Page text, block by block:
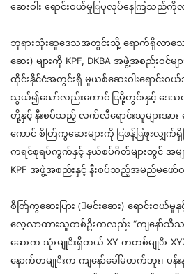
ဆေးဝါး ရောင်းဝယ်မပုလုပ်နေကြသည်ကို
ဘုရားသုံးဆူဒေသအတွင်းသို ရောက်ရှိလာသ
ဆေး) များကို KPF, DKBA အဖွဲ့အစည်းဝင်မျာ
ထိုင်းနိုင်ငံအတွင်းရှိ မူယစ်ဆေးဝါးရောင်းဝယ်
သွယ်၍သော်လည်းကောင ် ြမိတွင်းနှင့် ဒေသ
တို့နှင့် နီးစပ်သည လက်လီရောင်းသူများအား
ကောင စိတကွဆေးများကို ြဖနဖူးလက်ရှိ
ကရင်စုရပ်ကွက်နှင့် နယ်စပ်ဂိတ်များတွင အမျ
KPF အဖွဲ့အစည်းနှင့် နီးစပ်သညအမည်မဖေ
စိတကွဆေးပြား (ြမင်းဆေး) ရောင်းဝယ်မနှ
လေ့လာထားသူတစ်ဦးကလည်း “ကျနော်သိ
ဆေးက သုံးမိးရှိတယ ် XY ကတစ်မ
နောက်တမိးက ကျနော်ခေါ်မတက်ဘူး၊ ပန်